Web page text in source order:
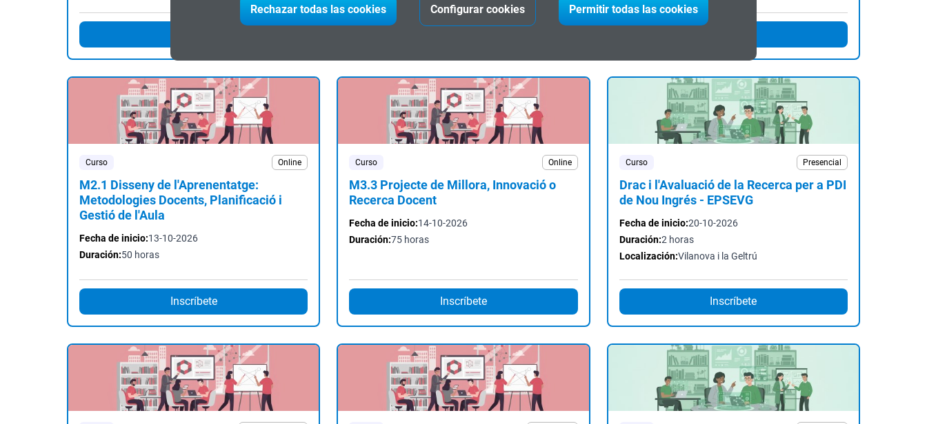
Rechazar todas las cookies Configurar cookies Permitir todas las cookies
Curso Online
M2.1 Disseny de l'Aprenentatge:
Metodologies Docents, Planificació i
Gestió de l'Aula
Fecha de inicio:13-10-2026
Duración:50 horas
Inscríbete
Curso Online
M3.3 Projecte de Millora, Innovació o
Recerca Docent
Fecha de inicio:14-10-2026
Duración:75 horas
Inscríbete
Curso Presencial
Drac i l'Avaluació de la Recerca per a PDI
de Nou Ingrés - EPSEVG
Fecha de inicio:20-10-2026
Duración:2 horas
Localización:Vilanova i la Geltrú
Inscríbete